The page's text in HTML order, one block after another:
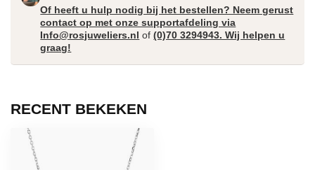
Of heeft u hulp nodig bij het bestellen? Neem gerust
contact op met onze supportafdeling via
Info@rosjuweliers.nl of(0)70 3294943. Wij helpen u
graag!
RECENT BEKEKEN